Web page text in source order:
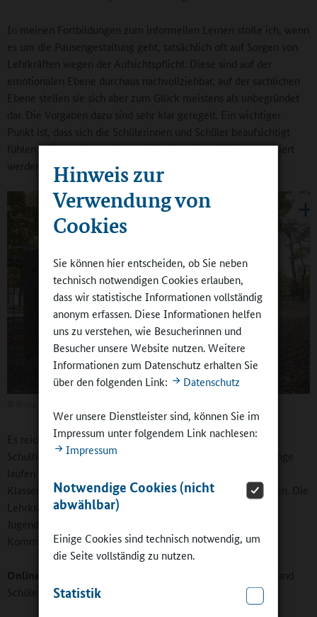
Hinweis zur
Verwendung von
Cookies
Sie können hier entscheiden, ob Sie neben
technisch notwendigen Cookies erlauben,
dass wir statistische Informationen vollständig
anonym erfassen. Diese Informationen helfen
uns zu verstehen, wie Besucherinnen und
Besucher unsere Website nutzen. Weitere
Informationen zum Datenschutz erhalten Sie
über den folgenden Link:
Datenschutz
Wer unsere Dienstleister sind, können Sie im
Impressum unter folgendem Link nachlesen:
Impressum
Notwendige Cookies (nicht
abwählbar)
Einige Cookies sind technisch notwendig, um
die Seite vollständig zu nutzen.
Statistik
In meinen Fortbildungen zum informellen Lernen stoße ich, wenn
es um die Pausengestaltung geht, tatsächlich oft auf Sorgen von
Lehrkräften wegen der Aufsichtspflicht. Diese sind auf der
emotionalen Ebene durchaus nachvollziehbar, auf der sachlichen
Ebene stellen sie sich aber zum Glück meistens als unbegründet
dar. Die Vorgaben dazu sind sehr klar geregelt. Ein wichtiger
Punkt ist, dass sich die Schülerinnen und Schüler beaufsichtigt
fühlen müssen. Das bedeutet nicht, dass sie ständig kontrolliert
werden.
Es reicht, wenn Lehrende sich an Knotenpunkten auf dem
Schulhof aufhalten oder im Schulgebäude mal durch die Gänge
laufen oder nach den Schülern und Schülerinnen in ihren
Klassenzimmern schauen, sofern diese denn geöffnet werden. Die
Lehrkräfte haben ja meist ihr geschütztes Lehrerzimmer.
Jugendlichen sollten geschützte Rückzugs- und
Kommunikationsnischen ebenfalls zugestanden werden.
Online-Redaktion:
In welcher Form können Schülerinnen und
Schüler bei der Planung einbezogen werden?